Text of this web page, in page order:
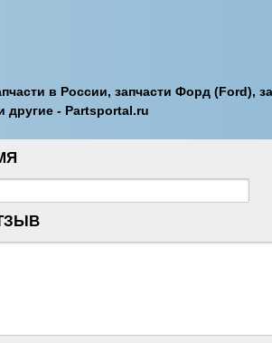
в России, запчасти Форд (Ford),
другие - Partsportal.ru